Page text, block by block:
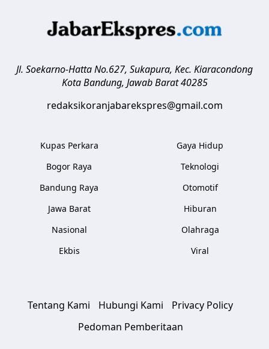
Jl. Soekarno-Hatta No.627, Sukapura, Kec. Kiaracondong
Kota Bandung, Jawab Barat 40285
redaksikoranjabarekspres@gmail.com
Kupas Perkara
Bogor Raya
Bandung Raya
Jawa Barat
Nasional
Ekbis
Gaya Hidup
Teknologi
Otomotif
Hiburan
Olahraga
Viral
Tentang Kami Hubungi Kami
Privacy Policy
Pedoman Pemberitaan